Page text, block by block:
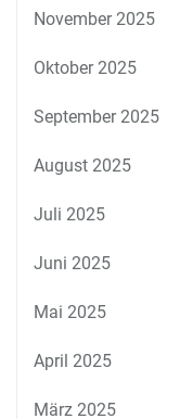
November 2025
Oktober 2025
September 2025
August 2025
Juli 2025
Juni 2025
Mai 2025
April 2025
März 2025